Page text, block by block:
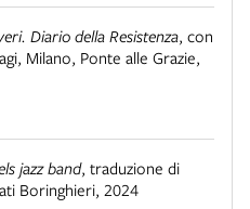
Diario della Resistenza, con
, Milano, Ponte alle Grazie,
jazz band, traduzione di
Boringhieri, 2024